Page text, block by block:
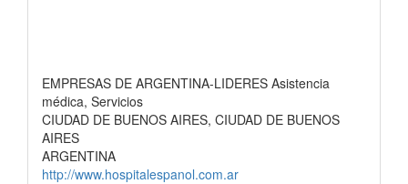
EMPRESAS DE ARGENTINA-LIDERES Asistencia
médica, Servicios
CIUDAD DE BUENOS AIRES, CIUDAD DE BUENOS
AIRES
ARGENTINA
http://www.hospitalespanol.com.ar